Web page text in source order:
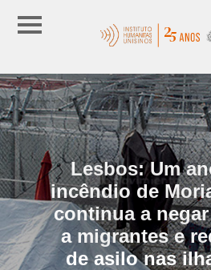
Lesbos: Um
incêndio de
continua a
a migrantes e
de asilo nas